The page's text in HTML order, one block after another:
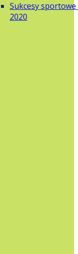
Sukcesy sportowe
2020